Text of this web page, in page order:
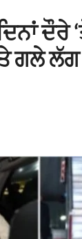
ਦੌਰੇ
ਗਲੇ ਲੱਗ